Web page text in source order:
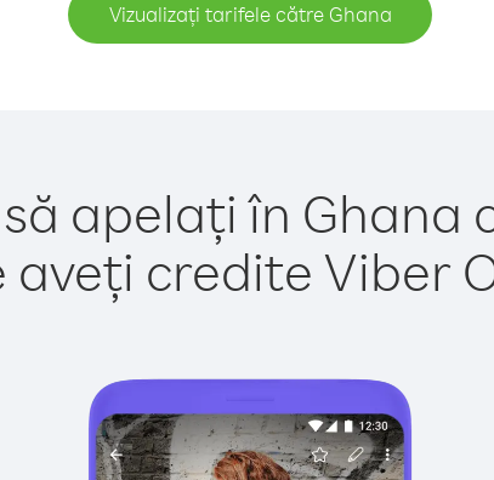
Vizualizați tarifele către Ghana
apelați în Ghana
aveți credite Viber